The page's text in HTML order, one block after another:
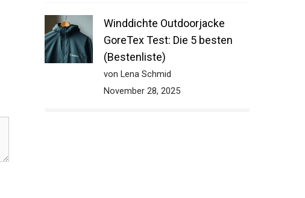
Winddichte Outdoorjacke
GoreTex Test: Die 5 besten
(Bestenliste)
von Lena Schmid
November 28, 2025